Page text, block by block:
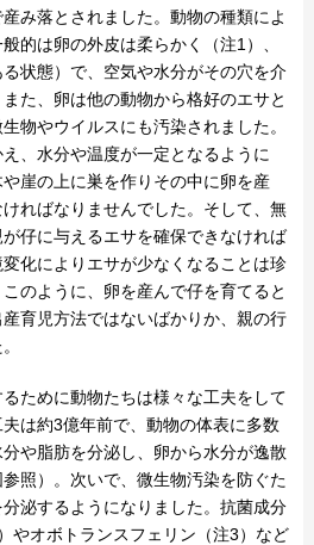
み落とされました。動物の種類によ
的は卵の外皮は柔らかく（注1）、
状態）で、空気や水分がその穴を介
た、卵は他の動物から格好のエサと
物やウイルスにも汚染されました。
、水分や温度が一定となるように
崖の上に巣を作りその中に卵を産
ればなりませんでした。そして、無
仔に与えるエサを確保できなければ
化によりエサが少なくなることは珍
のように、卵を産んで仔を育てると
育児方法ではないばかりか、親の行
ために動物たちは様々な工夫をして
は約3億年前で、動物の体表に多数
や脂肪を分泌し、卵から水分が逸散
照）。次いで、微生物汚染を防ぐた
泌するようになりました。抗菌成分
やオボトランスフェリン（注3）など